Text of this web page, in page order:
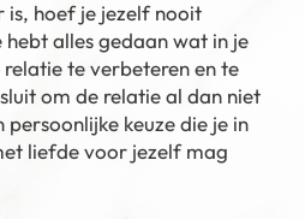
is, hoef je jezelf nooit
hebt alles gedaan wat in je
te verbeteren en te
om de relatie al dan niet
keuze die je in
liefde voor jezelf mag